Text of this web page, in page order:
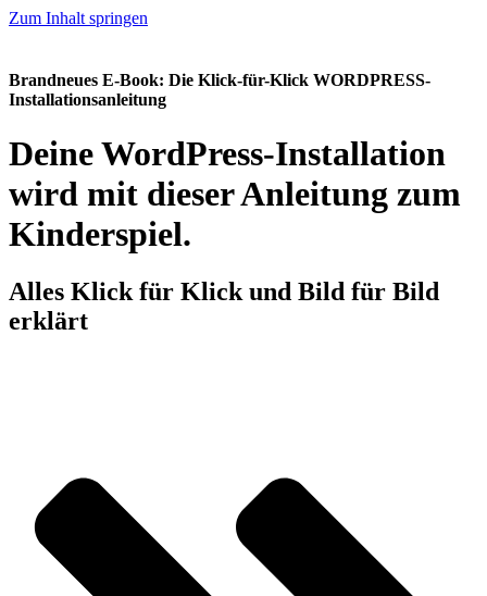
Zum Inhalt springen
Brandneues E-Book: Die Klick-für-Klick WORDPRESS-
Installationsanleitung
Deine WordPress-Installation
wird mit dieser Anleitung zum
Kinderspiel.
Alles Klick für Klick und Bild für Bild
erklärt